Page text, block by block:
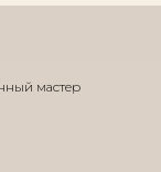
мастер